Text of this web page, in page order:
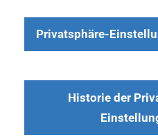
Privatsphäre-
Historie der